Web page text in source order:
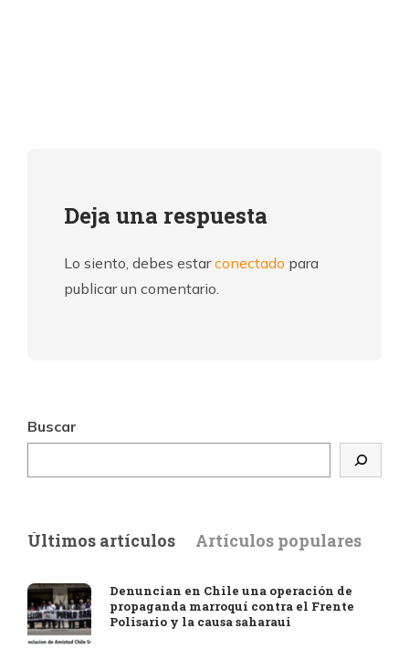
Deja una respuesta
Lo siento, debes estarconectado para
publicar un comentario.
Buscar
Últimos artículos Artículos populares
Denuncian en Chile una operación de
propaganda marroquí contra el Frente
Polisario y la causa saharaui